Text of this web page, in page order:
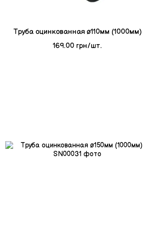
Tруба оцинкованная ø110мм (1000мм)
169.00 грн/шт.